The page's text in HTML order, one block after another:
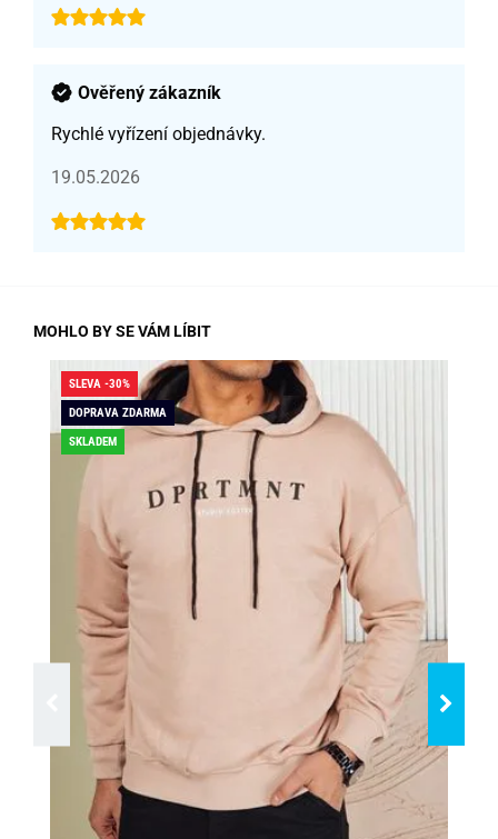
Ověřený zákazník
Rychlé vyřízení objednávky.
19.05.2026
MOHLO BY SE VÁM LÍBIT
SLEVA -30%
DOPRAVA ZDARMA
SKLADEM